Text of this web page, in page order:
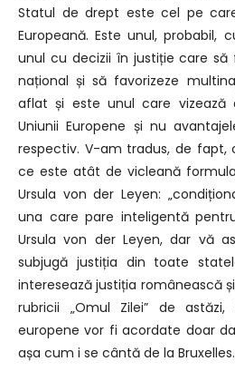
Statul de drept este cel pe
Europeană. Este unul, probabil,
unul cu decizii în justiție care
național și să favorizeze
aflat și este unul care vizează
Uniunii Europene și nu
respectiv. V-am tradus, de fapt,
ce este atât de vicleană
Ursula von der Leyen:
una care pare inteligentă
Ursula von der Leyen, dar vă
subjugă justiția din toate
interesează justiția românească
rubricii „Omul Zilei” de
europene vor fi acordate doar
așa cum i se cântă de la Bruxelles.